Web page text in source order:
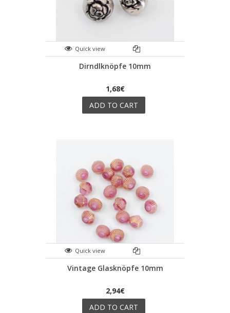
Quick view
Dirndlknöpfe 10mm
1,68€
ADD TO CART
Quick view
Vintage Glasknöpfe 10mm
2,94€
ADD TO CART